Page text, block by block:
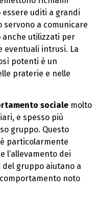
uditi a grandi
servono a comunicare
anche utilizzati per
eventuali intrusi. La
potenti è un
praterie e nelle
sociale molto
e spesso più
gruppo. Questo
particolarmente
l’allevamento dei
gruppo aiutano a
noto